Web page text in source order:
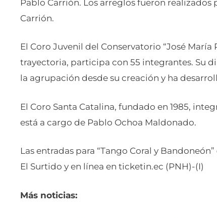
Pablo Carrión. Los arreglos fueron
Carrión.
El Coro Juvenil del Conservatorio “José
trayectoria, participa con 55 integrantes. Su
la agrupación desde su creación y ha
El Coro Santa Catalina, fundado en 1985,
está a cargo de Pablo Ochoa Maldonado.
Las entradas para “Tango Coral y
El Surtido y en línea en ticketin.ec (PNH)-(I)
Más noticias: